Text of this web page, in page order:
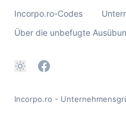
Incorpo.ro-Codes
Über die unbefugte
Incorpo.ro -